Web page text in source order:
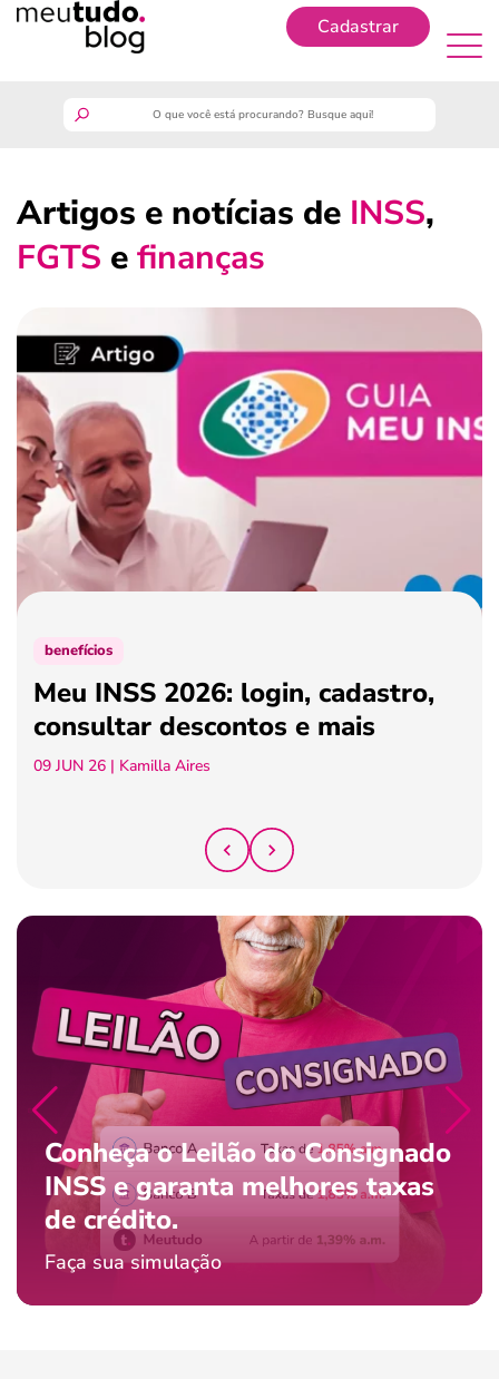
Cadastrar
guia do trabalhador
benefícios
crédito fácil
últimas notícias
ferramentas
Artigos e notícias de INSS,
FGTS efinanças
benefícios
Meu INSS 2026: login, cadastro,
consultar descontos e mais
09 JUN 26 | Kamilla Aires
Conheça o Leilão do Consignado
INSS e garanta melhores taxas
de crédito.
Faça sua simulação